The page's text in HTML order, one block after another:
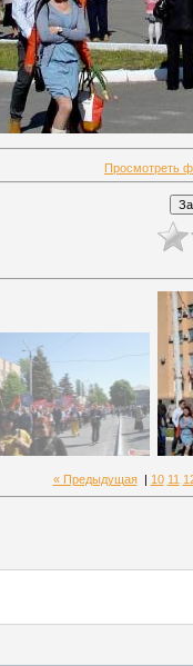
Просмотреть
« Предыдущая| 10 11